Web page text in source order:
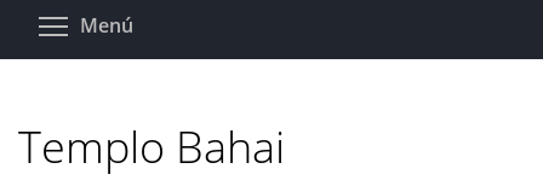
Pasar
Menú
Templo Bahai